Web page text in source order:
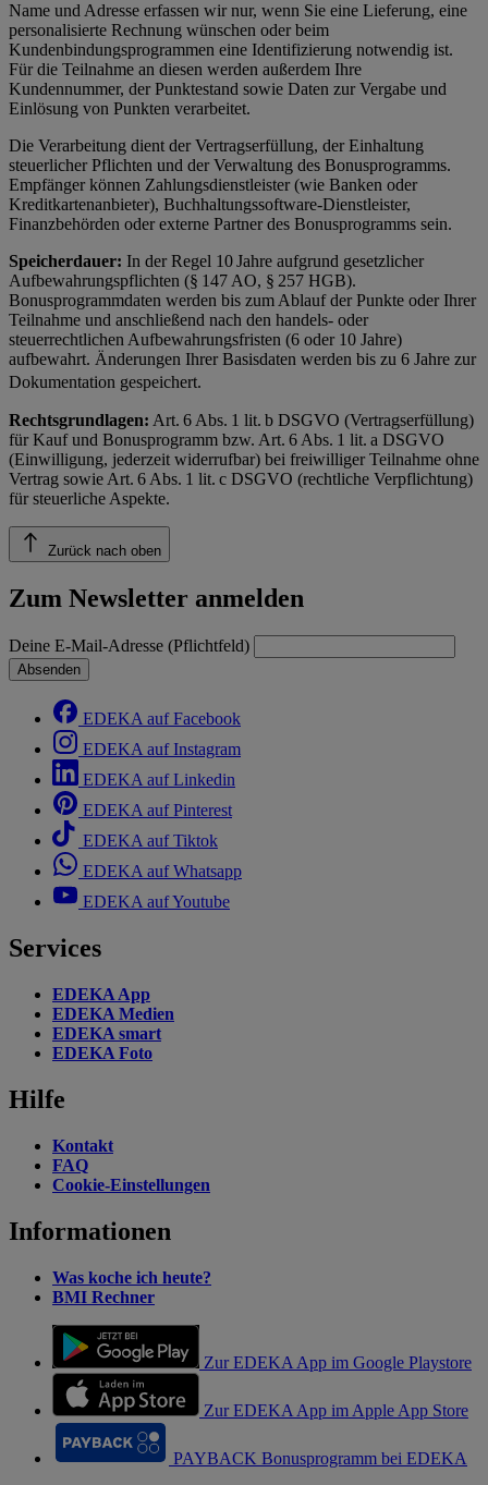
Name und Adresse erfassen wir nur, wenn Sie eine Lieferung, eine
personalisierte Rechnung wünschen oder beim
Kundenbindungsprogrammen eine Identifizierung notwendig ist.
Für die Teilnahme an diesen werden außerdem Ihre
Kundennummer, der Punktestand sowie Daten zur Vergabe und
Einlösung von Punkten verarbeitet.
Die Verarbeitung dient der Vertragserfüllung, der Einhaltung
steuerlicher Pflichten und der Verwaltung des Bonusprogramms.
Empfänger können Zahlungsdienstleister (wie Banken oder
Kreditkartenanbieter), Buchhaltungssoftware-Dienstleister,
Finanzbehörden oder externe Partner des Bonusprogramms sein.
Speicherdauer: In der Regel 10 Jahre aufgrund gesetzlicher
Aufbewahrungspflichten (§ 147 AO, § 257 HGB).
Bonusprogrammdaten werden bis zum Ablauf der Punkte oder Ihrer
Teilnahme und anschließend nach den handels- oder
steuerrechtlichen Aufbewahrungsfristen (6 oder 10 Jahre)
aufbewahrt. Änderungen Ihrer Basisdaten werden bis zu 6 Jahre zur
Dokumentation gespeichert.
Rechtsgrundlagen: Art. 6 Abs. 1 lit. b DSGVO (Vertragserfüllung)
für Kauf und Bonusprogramm bzw. Art. 6 Abs. 1 lit. a DSGVO
(Einwilligung, jederzeit widerrufbar) bei freiwilliger Teilnahme ohne
Vertrag sowie Art. 6 Abs. 1 lit. c DSGVO (rechtliche Verpflichtung)
für steuerliche Aspekte.
Zurück nach oben
Zum Newsletter anmelden
Deine E-Mail-Adresse (Pflichtfeld)
Absenden
EDEKA auf Facebook
EDEKA auf Instagram
EDEKA auf Linkedin
EDEKA auf Pinterest
EDEKA auf Tiktok
EDEKA auf Whatsapp
EDEKA auf Youtube
Services
EDEKA App
EDEKA Medien
EDEKA smart
EDEKA Foto
Hilfe
Kontakt
FAQ
Cookie-Einstellungen
Informationen
Was koche ich heute?
BMI Rechner
Zur EDEKA App im Google Playstore
Zur EDEKA App im Apple App Store
PAYBACK Bonusprogramm bei EDEKA